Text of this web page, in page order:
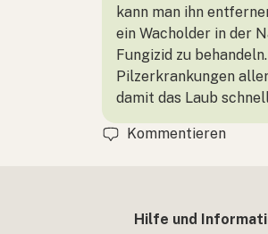
kann man ihn
ein Wacholder in der
Fungizid zu
Pilzerkrankungen
damit das Laub
Kommentieren
Hilfe und